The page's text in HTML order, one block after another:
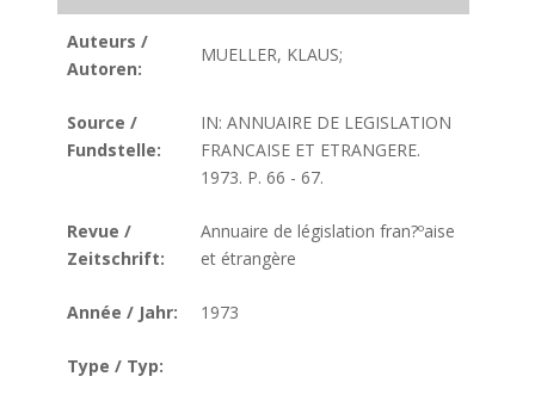
Auteurs /
Autoren:
MUELLER, KLAUS;
Source /
Fundstelle:
IN: ANNUAIRE DE LEGISLATION
FRANCAISE ET ETRANGERE.
1973. P. 66 - 67.
Revue /
Zeitschrift:
Annuaire de législation fran?ºaise
et étrangère
Année / Jahr: 1973
Type / Typ: